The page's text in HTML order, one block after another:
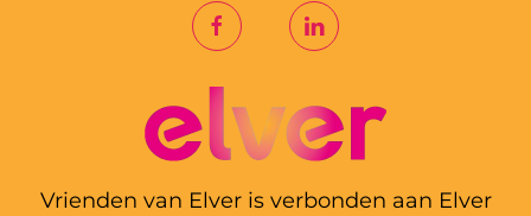
Vrienden van Elver is verbonden aan Elver